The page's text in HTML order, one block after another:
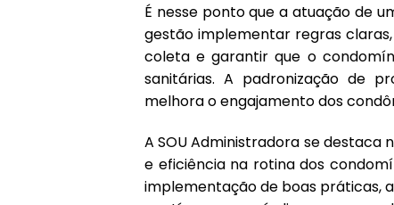
É nesse ponto que a atuação de
gestão implementar regras
coleta e garantir que o
sanitárias. A padronização de
melhora o engajamento dos
A SOU Administradora se
e eficiência na rotina dos
implementação de boas práticas,